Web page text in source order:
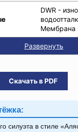
DWR -
Мембрана
Развернуть
Скачать в PDF
силуэта в стиле